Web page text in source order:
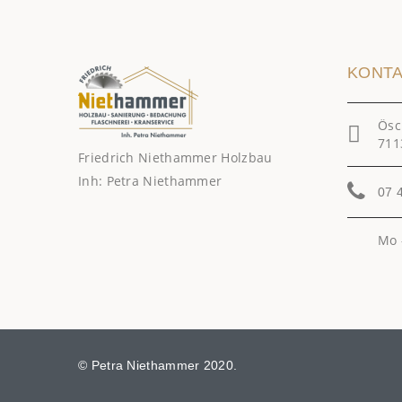
Friedrich Niethammer Holzbau
Inh: Petra Niethammer
07
Mo
© Petra Niethammer 2020.